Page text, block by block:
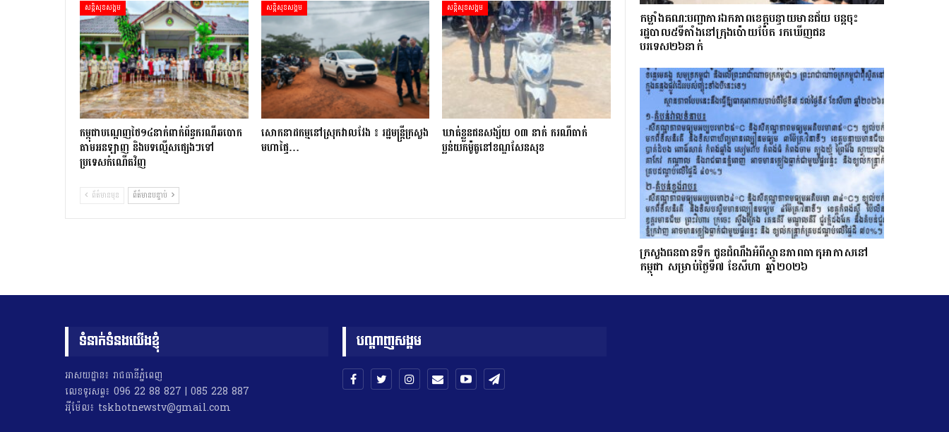
សន្តិសុខសង្គម
កម្ពុជាបណ្ដេញថៃ១៤នាក់ពាក់ព័ន្ធករណីឆបោក
តាមអនឡាញ និងបទល្មើសផ្សេងៗទៅ
ប្រទេសកំណើតវិញ
សន្តិសុខសង្គម
សោកនាដកម្ម​នៅ​ស្រុក​វាល​វែង ៖ រដ្ឋមន្ត្រី​ក្រសួង
មហាផ្ទៃ…
សន្តិសុខសង្គម
ឃាត់ខ្លួនជនសង្ស័យ ០៣ នាក់ ករណីធាក់
ប្លន់យកម៉ូតូនៅខណ្ឌសែនសុខ
ព័ត៌មានមុន ព័ត៌មានបន្ទាប់
កម្លាំងគណ:បញ្ជាការឯកភាពខេត្តបន្ទាយមានជ័យ បន្តចុះ
រដ្ឋបាល៥ទីតាំងនៅក្រុងប៉ោយប៉ែត រកឃើញជន
បរទេស២៦នាក់
ក្រសួងធនធានទឹក ជូនដំណឹងអំពីស្ថានភាពធាតុអាកាសនៅ
កម្ពុជា សម្រាប់ថ្ងៃទី៧ ខែសីហា ឆ្នាំ២០២៦
ទំនាក់ទំនងយើងខ្ញុំ
អាសយដ្ឋាន៖ រាជធានីភ្នំពេញ
លេខទូរសព្ទ៖ 096 22 88 827 | 085 228 887
អុីម៉ែល៖ tskhotnewstv@gmail.com
បណ្តាញសង្គម